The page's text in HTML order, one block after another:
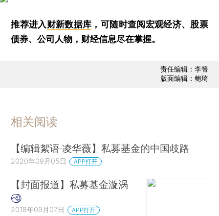
推荐进入财新数据库 ，可随时查阅宏观经济、股票
债券、公司人物，财经信息尽在掌握。
责任编辑：李箐
版面编辑：鲍琦
相关阅读
【编辑絮语·凌华薇】私募基金的中国歧路
2020年09月05日 APP打开
【封面报道】私募基金漩涡
2018年09月07日 APP打开